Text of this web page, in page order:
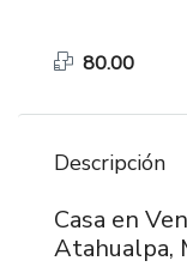
80.00
Descripción
Casa en
Atahualpa,